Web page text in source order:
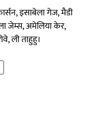
इसाबेला गेज, मैडी
जेम्स, अमेलिया केर,
ली ताहुहु।